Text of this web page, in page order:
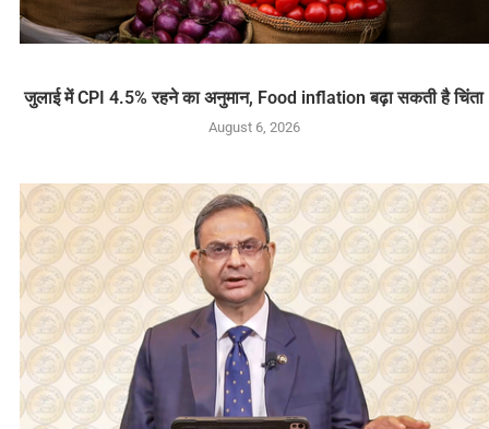
जुलाई में CPI 4.5% रहने का अनुमान, Food inflation बढ़ा सकती है चिंता
August 6, 2026